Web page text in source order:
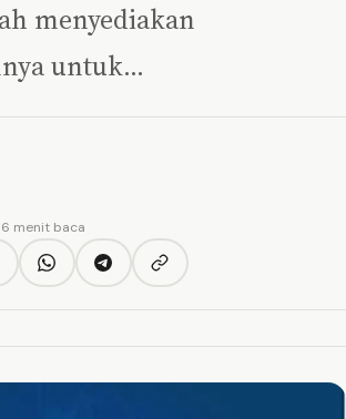
menyediakan
untuk…
6 menit baca
X
WhatsAppTelegramCopy link